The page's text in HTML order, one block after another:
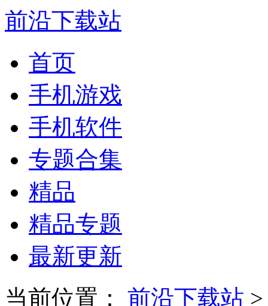
前沿下载站
首页
手机游戏
手机软件
专题合集
精品
精品专题
最新更新
当前位置：
前沿下载站